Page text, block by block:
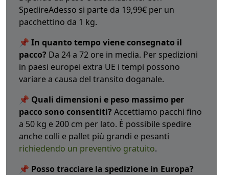
SpedireAdesso si parte da 19,99€ per un
pacchettino da 1 kg.
📌 In quanto tempo viene consegnato il
pacco? Da 24 a 72 ore in media. Per spedizioni
in paesi europei extra UE i tempi possono
variare a causa del transito doganale.
📌 Quali dimensioni e peso massimo per
pacco sono consentiti? Accettiamo pacchi fino
a 50 kg e 200 cm per lato. È possibile spedire
anche colli e pallet più grandi e pesanti
richiedendo un preventivo gratuito.
📌 Posso tracciare la spedizione in Europa?